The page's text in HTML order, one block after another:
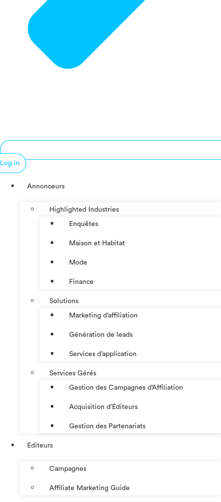
Log in
Annonceurs
Highlighted Industries
Enquêtes
Maison et Habitat
Mode
Finance
Solutions
Marketing d’affiliation
Génération de leads
Services d’application
Services Gérés
Gestion des Campagnes d’Affiliation​
Acquisition d’Éditeurs
Gestion des Partenariats
Éditeurs
Campagnes
Affiliate Marketing Guide